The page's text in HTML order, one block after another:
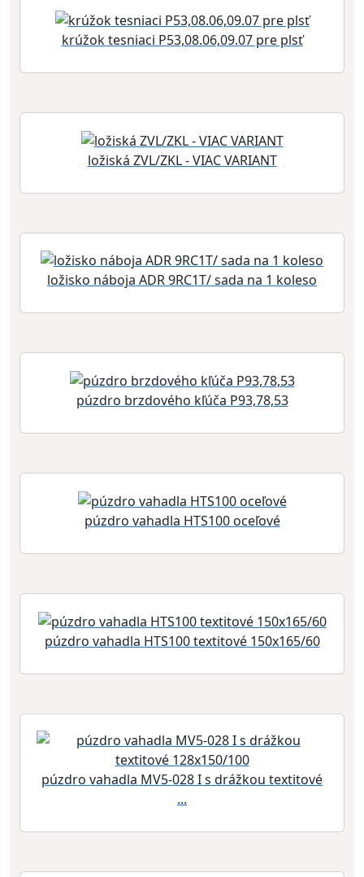
krúžok tesniaci P53,08.06,09.07 pre plsť
ložiská ZVL/ZKL - VIAC VARIANT
ložisko náboja ADR 9RC1T/ sada na 1 koleso
púzdro brzdového kľúča P93,78,53
púzdro vahadla HTS100 oceľové
púzdro vahadla HTS100 textitové 150x165/60
púzdro vahadla MV5-028 I s drážkou textitové
...